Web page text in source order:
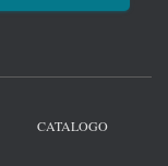
CATALOGO